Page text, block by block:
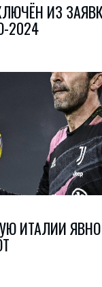
ИЗ
2024
ИТАЛИИ ЯВНО